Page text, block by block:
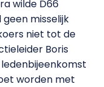
wilde D66
geen misselijk
niet tot de
Boris
worden met